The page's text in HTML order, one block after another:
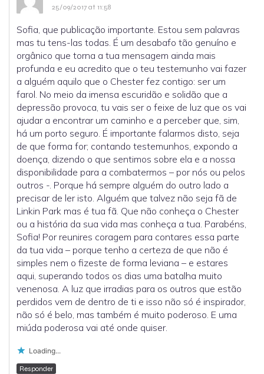
25/09/2017 at 11:58
Sofia, que publicação importante. Estou sem palavras
mas tu tens-las todas. É um desabafo tão genuíno e
orgânico que torna a tua mensagem ainda mais
profunda e eu acredito que o teu testemunho vai fazer
a alguém aquilo que o Chester fez contigo: ser um
farol. No meio da imensa escuridão e solidão que a
depressão provoca, tu vais ser o feixe de luz que os vai
ajudar a encontrar um caminho e a perceber que, sim,
há um porto seguro. É importante falarmos disto, seja
de que forma for; contando testemunhos, expondo a
doença, dizendo o que sentimos sobre ela e a nossa
disponibilidade para a combatermos – por nós ou pelos
outros -. Porque há sempre alguém do outro lado a
precisar de ler isto. Alguém que talvez não seja fã de
Linkin Park mas é tua fã. Que não conheça o Chester
ou a história da sua vida mas conheça a tua. Parabéns,
Sofia! Por reunires coragem para contares essa parte
da tua vida – porque tenho a certeza de que não é
simples nem o fizeste de forma leviana – e estares
aqui, superando todos os dias uma batalha muito
venenosa. A luz que irradias para os outros que estão
perdidos vem de dentro de ti e isso não só é inspirador,
não só é belo, mas também é muito poderoso. E uma
miúda poderosa vai até onde quiser.
Loading...
Responder